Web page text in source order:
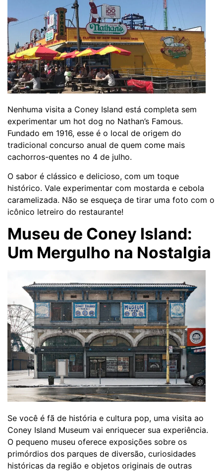
Nenhuma visita a Coney Island está completa sem
experimentar um hot dog no Nathan’s Famous.
Fundado em 1916, esse é o local de origem do
tradicional concurso anual de quem come mais
cachorros-quentes no 4 de julho.
O sabor é clássico e delicioso, com um toque
histórico. Vale experimentar com mostarda e cebola
caramelizada. Não se esqueça de tirar uma foto com o
icônico letreiro do restaurante!
Museu de Coney Island:
Um Mergulho na Nostalgia
Se você é fã de história e cultura pop, uma visita ao
Coney Island Museum vai enriquecer sua experiência.
O pequeno museu oferece exposições sobre os
primórdios dos parques de diversão, curiosidades
históricas da região e objetos originais de outras